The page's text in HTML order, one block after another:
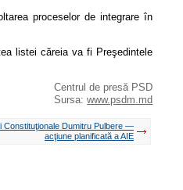
proceselor de integrare în
listei căreia va fi Preşedintele
Centrul de presă PSD
Sursa:www.psdm.md
Constituţionale Dumitru Pulbere —
acţiune planificată a AIE